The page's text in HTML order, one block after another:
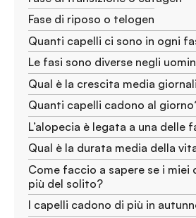
Fase di riposo o telogen
Quanti capelli ci sono in ogni
Le fasi sono diverse negli
Qual è la crescita media
Quanti capelli cadono al
L’alopecia è legata a una delle
Qual è la durata media della
Come faccio a sapere se i miei
più del solito?
I capelli cadono di più in